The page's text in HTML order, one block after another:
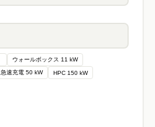
ウォールボックス 11 kW
急速充電 50 kW
HPC 150 kW